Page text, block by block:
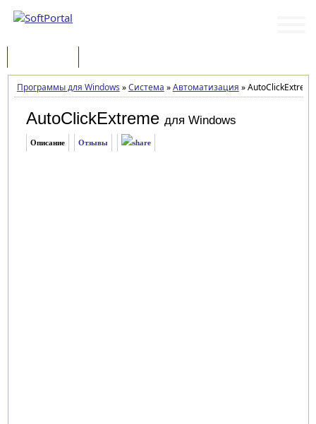
Программы для Windows »Система »Автоматизация »
AutoClickExtreme для Windows
Описание Отзывы